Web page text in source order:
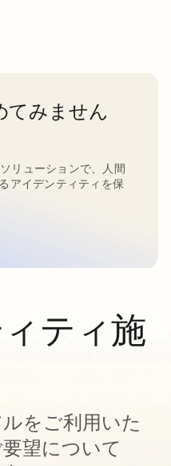
てみません
リューションで、人間
アイデンティティを保
く
ティ施
をご利用いた
望について